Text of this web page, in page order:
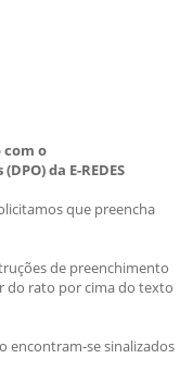
o
da E-REDES
que preencha
de preenchimento
do rato por cima do texto
encontram-se sinalizados